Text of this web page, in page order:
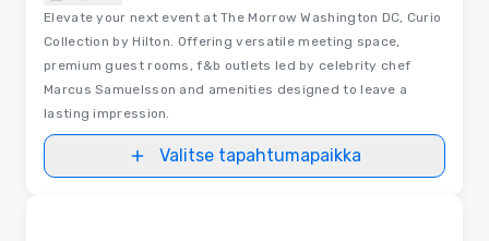
Elevate your next event at The Morrow Washington DC, Curio
Collection by Hilton. Offering versatile meeting space,
premium guest rooms, f&b outlets led by celebrity chef
Marcus Samuelsson and amenities designed to leave a
lasting impression.
Valitse tapahtumapaikka